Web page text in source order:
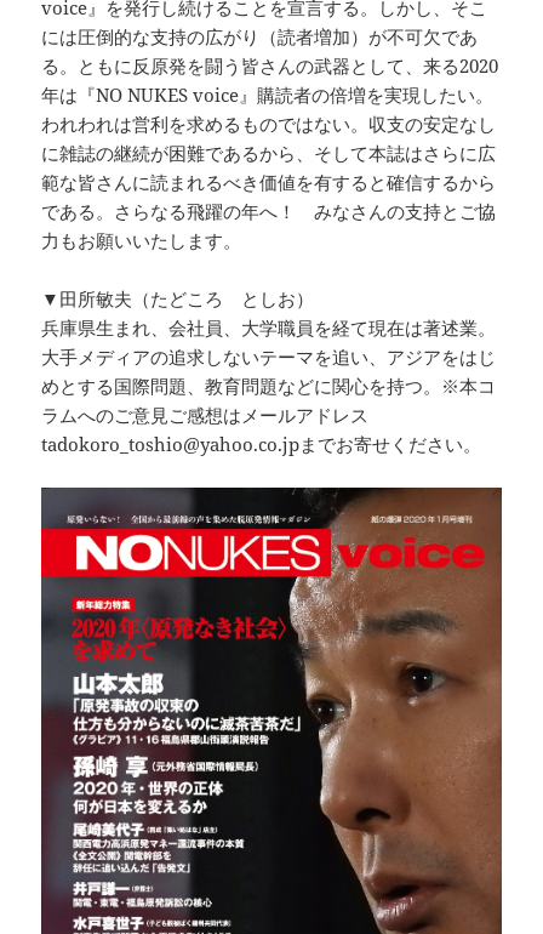
voice』を発行し続けることを宣言する。しかし、そこ
には圧倒的な支持の広がり（読者増加）が不可欠であ
る。ともに反原発を闘う皆さんの武器として、来る2020
年は『NO NUKES voice』購読者の倍増を実現したい。
われわれは営利を求めるものではない。収支の安定なし
に雑誌の継続が困難であるから、そして本誌はさらに広
範な皆さんに読まれるべき価値を有すると確信するから
である。さらなる飛躍の年へ！ みなさんの支持とご協
力もお願いいたします。
▼田所敏夫（たどころ としお）
兵庫県生まれ、会社員、大学職員を経て現在は著述業。
大手メディアの追求しないテーマを追い、アジアをはじ
めとする国際問題、教育問題などに関心を持つ。※本コ
ラムへのご意見ご感想はメールアドレス
tadokoro_toshio@yahoo.co.jpまでお寄せください。